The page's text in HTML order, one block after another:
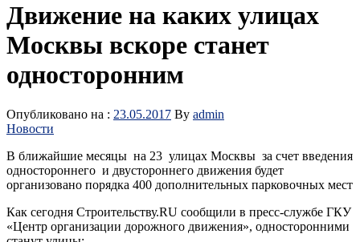
Движение на каких улицах
Москвы вскоре станет
односторонним
Опубликовано на : 23.05.2017 By admin
Новости
В ближайшие месяцы на 23 улицах Москвы за счет введения
одностороннего и двустороннего движения будет
организовано порядка 400 дополнительных парковочных мест
Как сегодня Строительству.RU сообщили в пресс-службе ГКУ
«Центр организации дорожного движения», односторонними